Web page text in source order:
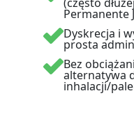
Permanente
Dyskrecja i
prosta
Bez
alternatywa
inhalacji/